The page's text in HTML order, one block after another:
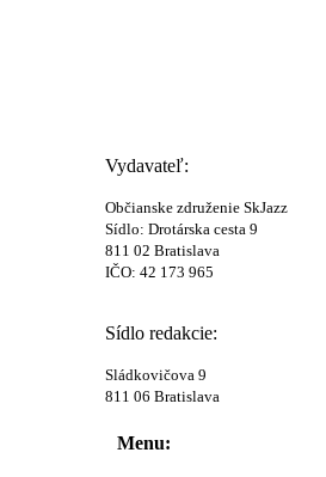
Vydavateľ:
Občianske združenie SkJazz
Sídlo: Drotárska cesta 9
811 02 Bratislava
IČO: 42 173 965
Sídlo redakcie:
Sládkovičova 9
811 06 Bratislava
Menu: